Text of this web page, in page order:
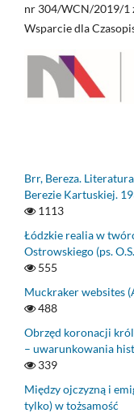
nr 304/WCN/2019/1
Wsparcie dla
Brr, Bereza.
Berezie Kartuskiej.
1113
Łódzkie realia w
Ostrowskiego (ps.
555
Muckraker websites
488
Obrzęd koronacji
– uwarunkowania
339
Między ojczyzną i
tylko) w tożsamość